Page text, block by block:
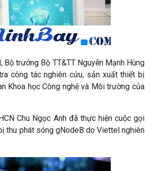
trưởng Bộ TT&TT Nguyễn Mạnh Hùng
công tác nghiên cứu, sản xuất thiết bị
Khoa học Công nghệ và Môi trường của
Chu Ngọc Anh đã thực hiện cuộc gọi
thu phát sóng gNodeB do Viettel nghiên